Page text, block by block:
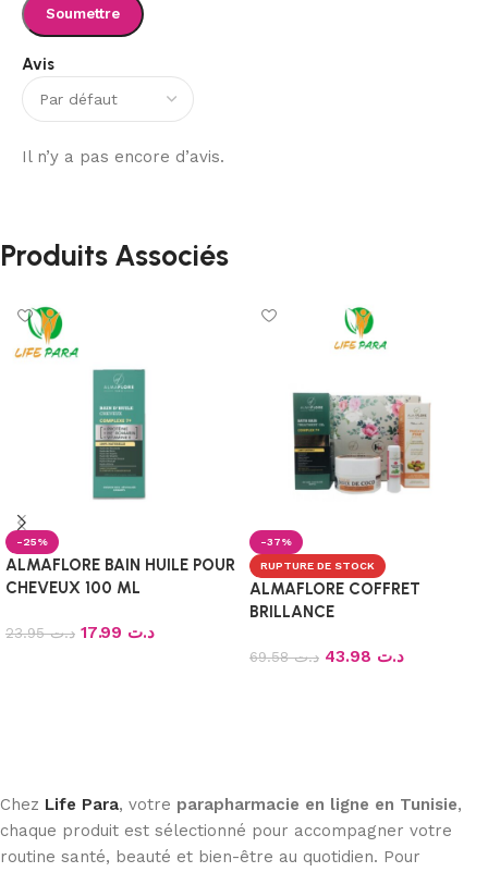
Avis
Il n’y a pas encore d’avis.
Produits Associés
-25%
ALMAFLORE BAIN HUILE POUR
CHEVEUX 100 ML
د.ت23.95 د.ت
-37%
RUPTURE DE STOCK
ALMAFLORE COFFRET
BRILLANCE
د.ت69.58 د.ت
Chez Life Para, votre parapharmacie en ligne en Tunisie,
chaque produit est sélectionné pour accompagner votre
routine santé, beauté et bien-être au quotidien. Pour